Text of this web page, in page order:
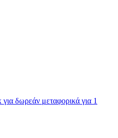
δωρεάν μεταφορικά για 1